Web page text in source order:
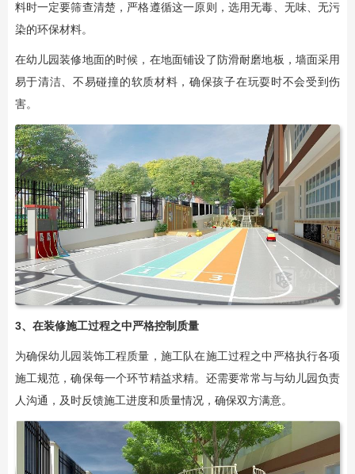
料时一定要筛查清楚，严格遵循这一原则，选用无毒、无味、无污
染的环保材料。
在幼儿园装修地面的时候，在地面铺设了防滑耐磨地板，墙面采用
易于清洁、不易碰撞的软质材料，确保孩子在玩耍时不会受到伤
害。
3、在装修施工过程之中严格控制质量
为确保幼儿园装饰工程质量，施工队在施工过程之中严格执行各项
施工规范，确保每一个环节精益求精。还需要常常与与幼儿园负责
人沟通，及时反馈施工进度和质量情况，确保双方满意。